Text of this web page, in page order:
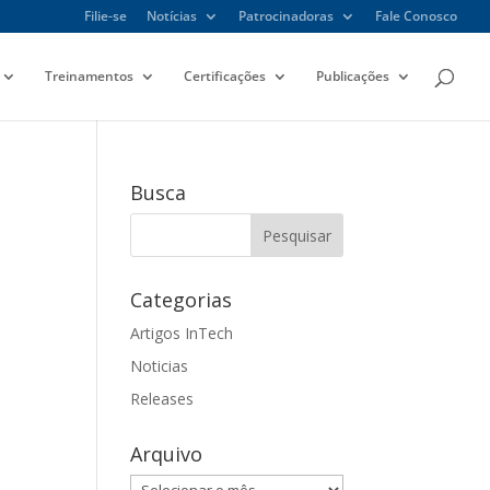
Filie-se Notícias Patrocinadoras Fale Conosco
Treinamentos Certificações Publicações
Busca
Categorias
Artigos InTech
Noticias
Releases
Arquivo